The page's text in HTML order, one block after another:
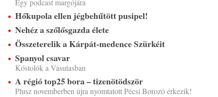
Egy podcast margójára
Hőkupola ellen jégbehűtött pusipel!
Nehéz a szőlősgazda élete
Összeterelik a Kárpát-medence Szürkéit
Spanyol csavar
Kóstolók a Vasutasban
A régió top25 bora – tizenötödször
Plusz novemberben újra nyomtatott Pécsi Borozó érkezik!